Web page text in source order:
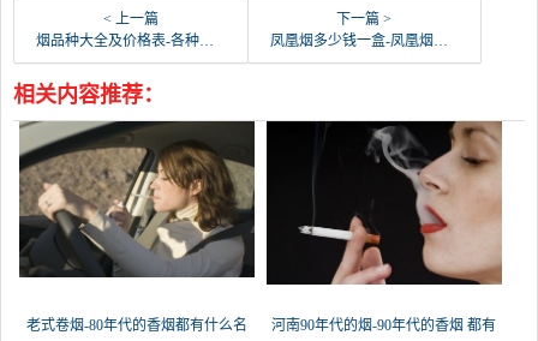
< 上一篇
烟品种大全及价格表-各种烟的价格和图片
下一篇 >
凤凰烟多少钱一盒-凤凰烟价格表是怎样的？
相关内容推荐：
老式卷烟-80年代的香烟都有什么名 河南90年代的烟-90年代的香烟 都有